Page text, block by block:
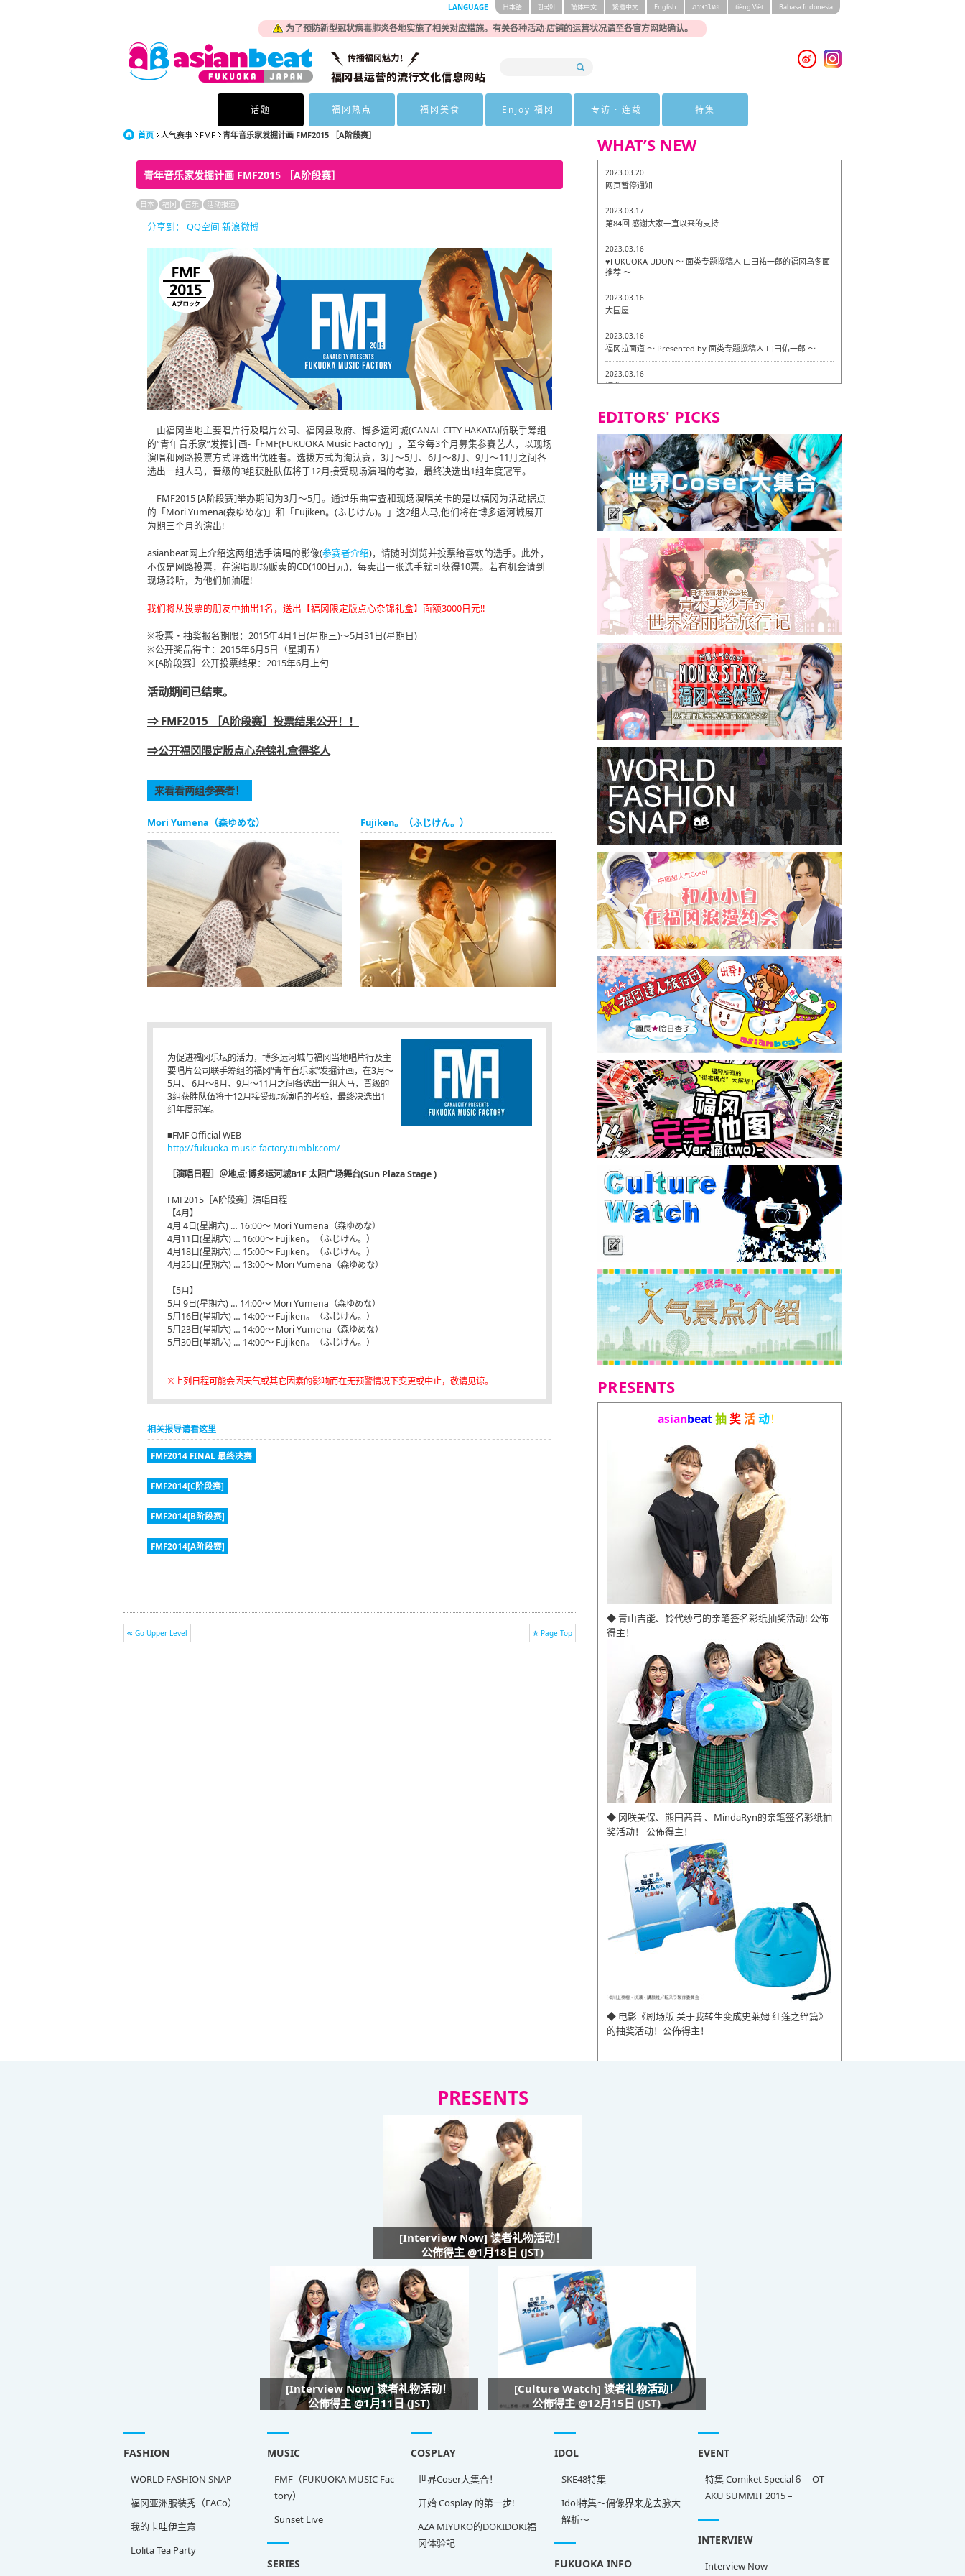
为了预防新型冠状病毒肺炎各地实施了相关对应措施。有关各种活动·店铺的运营状况请至各官方网站确认。
LANGUAGE 日本語 한국어 簡体中文 繁體中文 English ภาษาไทย tiéng Viêt Bahasa Indonesia
话题 福冈热点 福冈美食 Enjoy 福冈 专访 · 连载 特集
首页 人气赛事 FMF 青年音乐家发掘计画 FMF2015 ［A阶段赛］
青年音乐家发掘计画 FMF2015 ［A阶段赛］
日本 福冈 音乐 活动报道
分享到： QQ空间 新浪微博
由福冈当地主要唱片行及唱片公司、福冈县政府、博多运河城(CANAL CITY HAKATA)所联手筹组
的“青年音乐家”发掘计画-「FMF(FUKUOKA Music Factory)」，至今每3个月募集参赛艺人，以现场
演唱和网路投票方式评选出优胜者。选拔方式为淘汰赛，3月～5月、6月～8月、9月～11月之间各
选出一组人马，晋级的3组获胜队伍将于12月接受现场演唱的考验，最终决选出1组年度冠军。
FMF2015 [A阶段赛]举办期间为3月～5月。通过乐曲审查和现场演唱关卡的是以福冈为活动据点
的「Mori Yumena(森ゆめな)」和「Fujiken。(ふじけん)。」这2组人马,他们将在博多运河城展开
为期三个月的演出!
asianbeat网上介绍这两组选手演唱的影像(参赛者介绍)，请随时浏览并投票给喜欢的选手。此外，
不仅是网路投票，在演唱现场贩卖的CD(100日元)，每卖出一张选手就可获得10票。若有机会请到
现场聆听，为他们加油喔!
我们将从投票的朋友中抽出1名，送出【福冈限定版点心杂锦礼盒】面额3000日元!!
※投票・抽奖报名期限：2015年4月1日(星期三)～5月31日(星期日)
※公开奖品得主：2015年6月5日（星期五）
※[A阶段赛］公开投票结果：2015年6月上旬
活动期间已结束。
⇒ FMF2015 ［A阶段赛］投票结果公开！！
⇒公开福冈限定版点心杂锦礼盒得奖人
来看看两组参赛者！
Mori Yumena（森ゆめな） Fujiken。（ふじけん。）
为促进福冈乐坛的活力，博多运河城与福冈当地唱片行及主
要唱片公司联手筹组的福冈“青年音乐家”发掘计画，在3月～
5月、 6月～8月、9月～11月之间各选出一组人马，晋级的
3组获胜队伍将于12月接受现场演唱的考验，最终决选出1
组年度冠军。
■FMF Official WEB
http://fukuoka-music-factory.tumblr.com/
［演唱日程］＠地点:博多运河城B1F 太阳广场舞台(Sun Plaza Stage )
FMF2015［A阶段赛］演唱日程
【4月】
4月 4日(星期六) … 16:00～ Mori Yumena（森ゆめな）
4月11日(星期六) … 16:00～ Fujiken。（ふじけん。）
4月18日(星期六) … 15:00～ Fujiken。（ふじけん。）
4月25日(星期六) … 13:00～ Mori Yumena（森ゆめな）
【5月】
5月 9日(星期六) … 14:00～ Mori Yumena（森ゆめな）
5月16日(星期六) … 14:00～ Fujiken。（ふじけん。）
5月23日(星期六) … 14:00～ Mori Yumena（森ゆめな）
5月30日(星期六) … 14:00～ Fujiken。（ふじけん。）
※上列日程可能会因天气或其它因素的影响而在无预警情况下变更或中止，敬请见谅。
相关报导请看这里
FMF2014 FINAL 最终决赛
FMF2014[C阶段赛]
FMF2014[B阶段赛]
FMF2014[A阶段赛]
Go Upper Level Page Top
WHAT’S NEW
2023.03.20
网页暂停通知
2023.03.17
第84回 感谢大家一直以来的支持
2023.03.16
♥FUKUOKA UDON ～ 面类专题撰稿人 山田祐一郎的福冈乌冬面
推荐 ～
2023.03.16
大国屋
2023.03.16
福冈拉面道 〜 Presented by 面类专题撰稿人 山田佑一郎 〜
2023.03.16
福龙轩
2023.03.07
Isogiyokarazu 博多总店 〜 严格素食主义・素食主义者的菜单试
的试吃之旅 in 福冈市！〜
2023.03.07
严格素食主义・素食主义者的菜单试的试吃之旅 in 福冈市！
2023.03.02
Little Stand 大名店 〜 严格素食主义・素食主义者的菜单试的试
吃之旅 in 福冈市！〜
2023.02.28
东筑轩 折尾本社乌冬店
EDITORS' PICKS
PRESENTS
asianbeat抽奖活动！
◆ 青山吉能、铃代纱弓的亲笔签名彩纸抽奖活动! 公佈
得主！
◆ 冈咲美保、熊田茜音 、MindaRyn的亲笔签名彩纸抽
奖活动！ 公佈得主！
◆ 电影《剧场版 关于我转生变成史莱姆 红莲之绊篇》
的抽奖活动！公佈得主！
PRESENTS
[Interview Now] 读者礼物活动！
公佈得主 @1月18日 (JST)
[Interview Now] 读者礼物活动！
公佈得主 @1月11日 (JST)
[Culture Watch] 读者礼物活动！
公佈得主 @12月15日 (JST)
FASHION
WORLD FASHION SNAP
福冈亚洲服装秀（FACo）
我的卡哇伊主意
Lolita Tea Party
MUSIC
FMF（FUKUOKA MUSIC Fac
tory）
Sunset Live
COSPLAY
世界Coser大集合！
开始 Cosplay 的第一步!
AZA MIYUKO的DOKIDOKI福
冈体验記
IDOL
SKE48特集
Idol特集～偶像界来龙去脉大
解析～
EVENT
特集 Comiket Special６ – OT
AKU SUMMIT 2015 –
INTERVIEW
Interview Now
SERIES FUKUOKA INFO